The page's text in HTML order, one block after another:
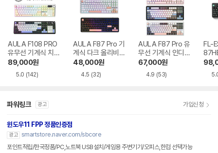
AULA F108 PRO
유무선 기계식 치즈
화이트 한글
89,000원
5.0 (142)
AULA F87 Pro 기
계식 다크 올리비아
한글
48,000원
4.5 (32)
AULA F87 Pro 유
무선 기계식 인디고
블랙 한글
67,000원
4.9 (53)
FL-
파워링크 광고 가입신청
윈도우11 FPP 정품인증점
광고
smartstore.naver.com/sbcore
포인트적립/한국정품/PC,노트북 USB설치/게임용 주변기기/오피스,한컴 선택가능